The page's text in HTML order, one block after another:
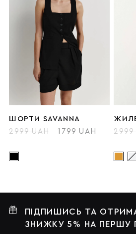
ШОРТИ SAVANNA
2999 UAH
1799 UAH
2999
ПІДПИШИСЬ ТА
ЗНИЖКУ 5% НА ПЕРШУ